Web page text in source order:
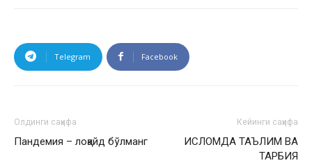
Telegram Facebook
Олдинги саҳифа
Пандемия – лоқайд бўлманг
Кейинги саҳифа
ИСЛОМДА ТАЪЛИМ ВА
ТАРБИЯ